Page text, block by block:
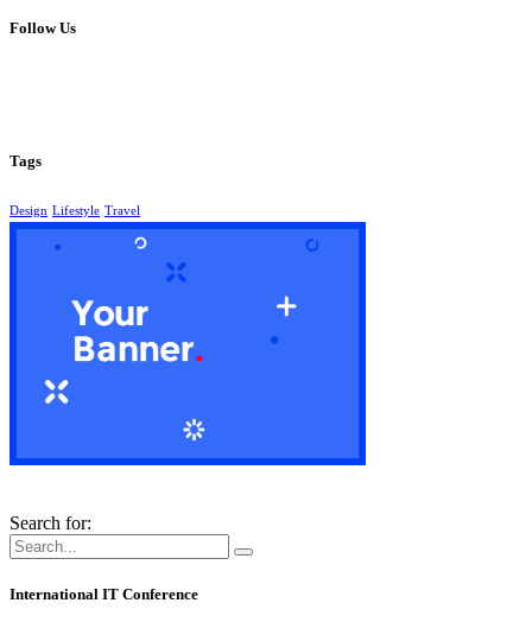
Follow Us
Tags
Design Lifestyle Travel
Search for:
International IT Conference